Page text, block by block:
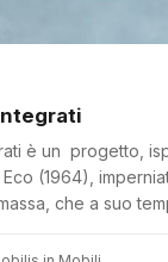
è un progetto,
(1964),
che a suo